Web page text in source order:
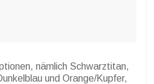
nämlich Schwarztitan,
und Orange/Kupfer,